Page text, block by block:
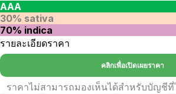
AAA
30% sativa
70% indica
รายละเอียดราคา
คลิกเพื่อเปิดเผยราคา
ราคาไม่สามารถมองเห็นได้สำหรับบัญชี